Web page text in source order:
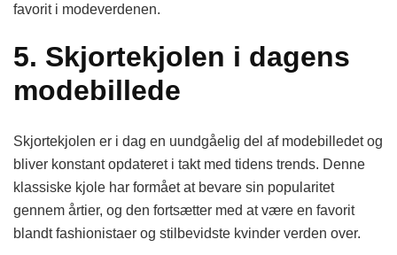
favorit i modeverdenen.
5. Skjortekjolen i dagens
modebillede
Skjortekjolen er i dag en uundgåelig del af modebilledet og
bliver konstant opdateret i takt med tidens trends. Denne
klassiske kjole har formået at bevare sin popularitet
gennem årtier, og den fortsætter med at være en favorit
blandt fashionistaer og stilbevidste kvinder verden over.